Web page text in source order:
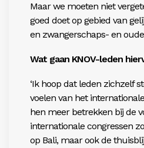
Maar we moeten niet
goed doet op gebied van
en zwangerschaps- en
Wat gaan KNOV-leden
‘Ik hoop dat leden zichzelf
voelen van het
hen meer betrekken bij de
internationale congressen
op Bali, maar ook de